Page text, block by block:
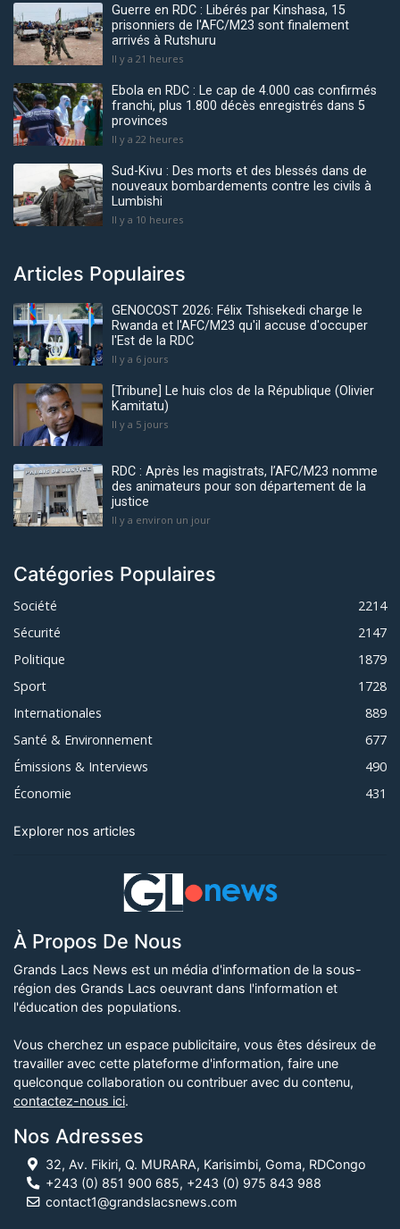
Guerre en RDC : Libérés par Kinshasa, 15
prisonniers de l'AFC/M23 sont finalement
arrivés à Rutshuru
Il y a 21 heures
Ebola en RDC : Le cap de 4.000 cas confirmés
franchi, plus 1.800 décès enregistrés dans 5
provinces
Il y a 22 heures
Sud-Kivu : Des morts et des blessés dans de
nouveaux bombardements contre les civils à
Lumbishi
Il y a 10 heures
Articles Populaires
GENOCOST 2026: Félix Tshisekedi charge le
Rwanda et l'AFC/M23 qu'il accuse d'occuper
l'Est de la RDC
Il y a 6 jours
[Tribune] Le huis clos de la République (Olivier
Kamitatu)
Il y a 5 jours
RDC : Après les magistrats, l’AFC/M23 nomme
des animateurs pour son département de la
justice
Il y a environ un jour
Catégories Populaires
Société
2214
Sécurité
2147
Politique
1879
Sport
1728
Internationales
889
Santé & Environnement
677
Émissions & Interviews
490
Économie
431
Explorer nos articles
À Propos De Nous
Grands Lacs News est un média d'information de la sous-
région des Grands Lacs oeuvrant dans l'information et
l'éducation des populations.
Vous cherchez un espace publicitaire, vous êtes désireux de
travailler avec cette plateforme d'information, faire une
quelconque collaboration ou contribuer avec du contenu,
contactez-nous ici.
Nos Adresses
32, Av. Fikiri, Q. MURARA, Karisimbi, Goma, RDCongo
+243 (0) 851 900 685, +243 (0) 975 843 988
contact1@grandslacsnews.com